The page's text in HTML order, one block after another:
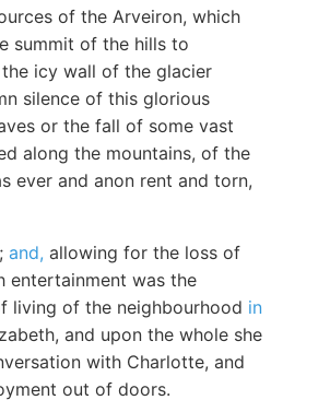
of the Arveiron, which
summit of the hills to
icy wall of the glacier
silence of this glorious
or the fall of some vast
along the mountains, of the
ever and anon rent and torn,
and, allowing for the loss of
entertainment was the
living of the neighbourhood in
and upon the whole she
with Charlotte, and
out of doors.